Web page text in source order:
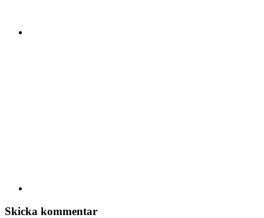
Skicka kommentar